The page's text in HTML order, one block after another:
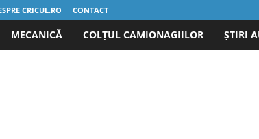
CRICUL.RO CONTACT
MECANICĂ COLȚUL CAMIONAGIILOR ȘTIRI